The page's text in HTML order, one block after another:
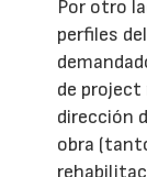
Por otro
perfiles
de project
dirección
obra